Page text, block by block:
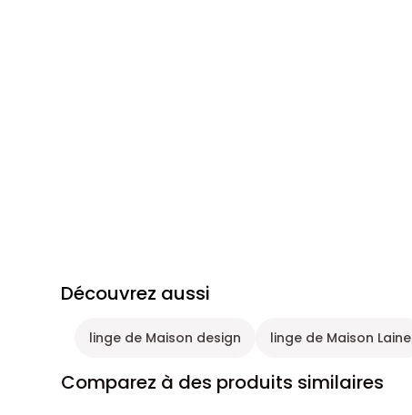
Découvrez aussi
linge de Maison design linge de Maison Laine
Comparez à des produits similaires